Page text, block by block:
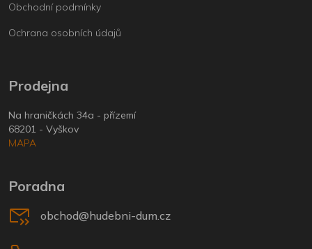
Obchodní podmínky
Ochrana osobních údajů
Prodejna
Na hraničkách 34a - přízemí
68201 - Vyškov
MAPA
Poradna
obchod@hudebni-dum.cz